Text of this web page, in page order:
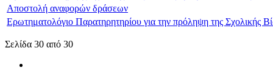
Αποστολή αναφορών δράσεων
Ερωτηματολόγιο Παρατηρητηρίου για την πρόληψη της Σχολικής
Σελίδα 30 από 30